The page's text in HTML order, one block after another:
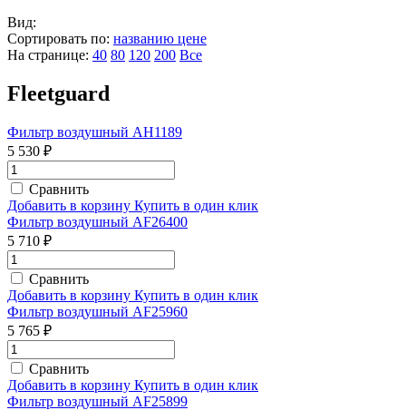
Вид:
Сортировать по: названию цене
На странице: 40 80 120 200 Все
Fleetguard
Фильтр воздушный AH1189
5 530 ₽
Сравнить
Добавить в корзину Купить в один клик
Фильтр воздушный AF26400
5 710 ₽
Сравнить
Добавить в корзину Купить в один клик
Фильтр воздушный AF25960
5 765 ₽
Сравнить
Добавить в корзину Купить в один клик
Фильтр воздушный AF25899